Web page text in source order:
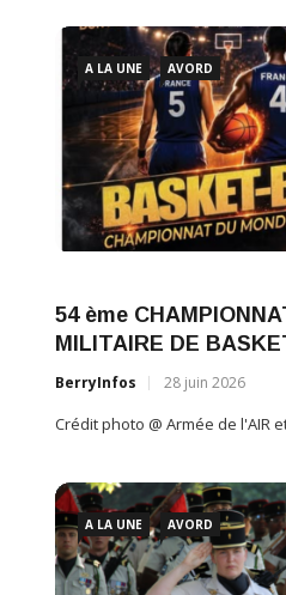
A LA UNE AVORD
54 ème
MILITAIRE DE
BerryInfos 28 juin 2026
Crédit photo @ Armée de l'AIR
A LA UNE AVORD